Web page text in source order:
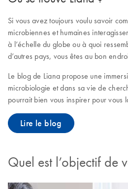
Si vous avez toujours voulu savoir
microbiennes et humaines
à l’échelle du globe ou à quoi
d’autres pays, vous êtes au bon
Le blog de Liana propose une
microbiologie et dans sa vie de
pourrait bien vous inspirer pour vous
Lire le blog
Quel est l’objectif de